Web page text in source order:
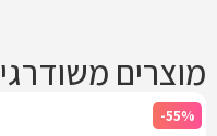
מוצרים
-55%